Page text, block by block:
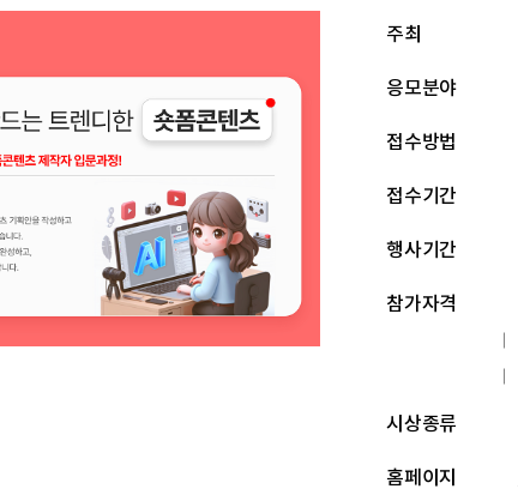
주최
응모분야
접수방법
접수기간
행사기간
참가자격
시상종류
홈페이지